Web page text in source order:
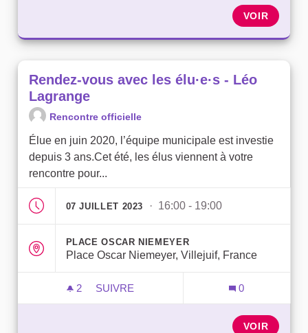
VOIR
Rendez-vous avec les élu·e·s - Léo
Lagrange
Rencontre officielle
Élue en juin 2020, l’équipe municipale est investie
depuis 3 ans.Cet été, les élus viennent à votre
rencontre pour...
07 JUILLET 2023 · 16:00 - 19:00
PLACE OSCAR NIEMEYER
Place Oscar Niemeyer, Villejuif, France
2 2 ABONNÉS
SUIVRE
0
VOIR